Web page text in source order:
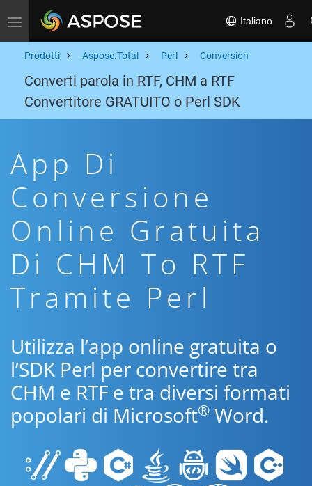
Toggle navigation Italiano
Prodotti Aspose.Total Perl Conversion
Converti parola in RTF, CHM a RTF
Convertitore GRATUITO o Perl SDK
App Di
Conversione
Online Gratuita
Di CHM To RTF
Tramite Perl
Utilizza l’app online gratuita o
l’SDK Perl per convertire tra
CHM e RTF e tra diversi formati
popolari di Microsoft® Word.